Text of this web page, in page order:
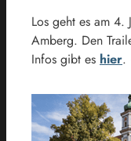
Los geht es am
Amberg. Den
Infos gibt es hier.